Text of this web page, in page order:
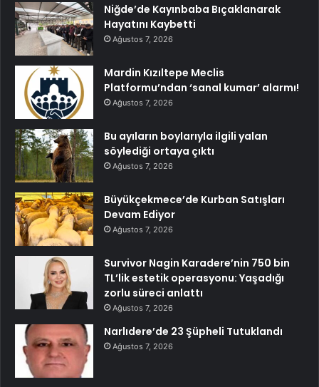
Niğde’de Kayınbaba Bıçaklanarak
Hayatını Kaybetti
Ağustos 7, 2026
Mardin Kızıltepe Meclis
Platformu’ndan ‘sanal kumar’ alarmı!
Ağustos 7, 2026
Bu ayıların boylarıyla ilgili yalan
söylediği ortaya çıktı
Ağustos 7, 2026
Büyükçekmece’de Kurban Satışları
Devam Ediyor
Ağustos 7, 2026
Survivor Nagin Karadere’nin 750 bin
TL’lik estetik operasyonu: Yaşadığı
zorlu süreci anlattı
Ağustos 7, 2026
Narlıdere’de 23 Şüpheli Tutuklandı
Ağustos 7, 2026